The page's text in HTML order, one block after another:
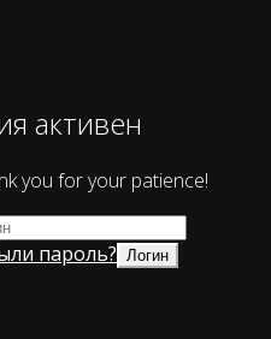
активен
you for your patience!
пароль?